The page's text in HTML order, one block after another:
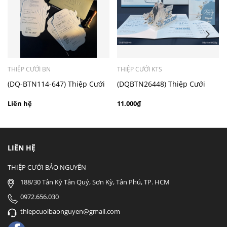
- Mẫu dưới 3000 giá chưa bao gồm bản đồ, quý khách
có nhu cầu in bản đồ sẽ có mức phí 300 - 500 đồng 1
thiệp tuỳ chất liệu.
THIỆP CƯỚI BN
(DQ-BTN114-647) Thiệp Cưới
Liên hệ
THIỆP CƯỚI KTS
(DQBTN26448) Thiệp Cưới
11.000₫
LIÊN HỆ
THIỆP CƯỚI BẢO NGUYÊN
188/30 Tân Kỳ Tân Quý, Sơn Kỳ, Tân Phú, TP. HCM
0972.656.030
thiepcuoibaonguyen@gmail.com